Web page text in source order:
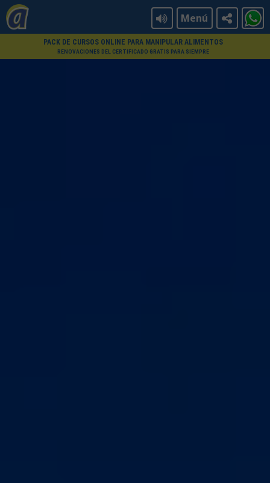
Menú
PACK DE CURSOS ONLINE PARA MANIPULAR ALIMENTOS
RENOVACIONES DEL CERTIFICADO GRATIS PARA SIEMPRE